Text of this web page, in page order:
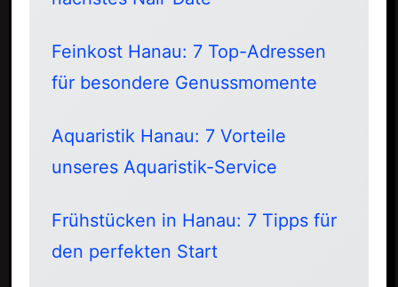
Feinkost Hanau: 7 Top-Adressen
für besondere Genussmomente
Aquaristik Hanau: 7 Vorteile
unseres Aquaristik-Service
Frühstücken in Hanau: 7 Tipps für
den perfekten Start